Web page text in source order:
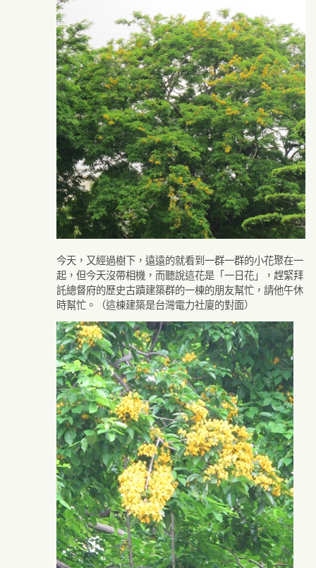
今天，又經過樹下，遠遠的就看到一群一群的小花聚在一
起，但今天沒帶相機，而聽說這花是「一日花」，趕緊拜
託總督府的歷史古蹟建築群的一棟的朋友幫忙，請他午休
時幫忙。（這棟建築是台灣電力社廈的對面）